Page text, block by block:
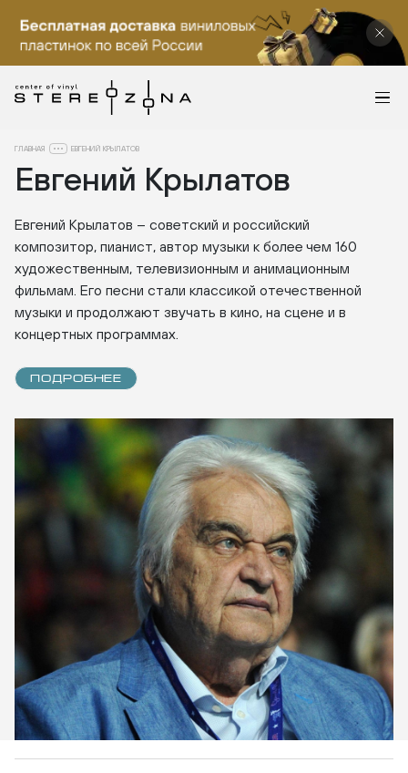
ГЛАВНАЯ ЕВГЕНИЙ КРЫЛАТОВ
Евгений Крылатов
Евгений Крылатов – советский и российский
композитор, пианист, автор музыки к более чем 160
художественным, телевизионным и анимационным
фильмам. Его песни стали классикой отечественной
музыки и продолжают звучать в кино, на сцене и в
концертных программах.
ПОДРОБНЕЕ